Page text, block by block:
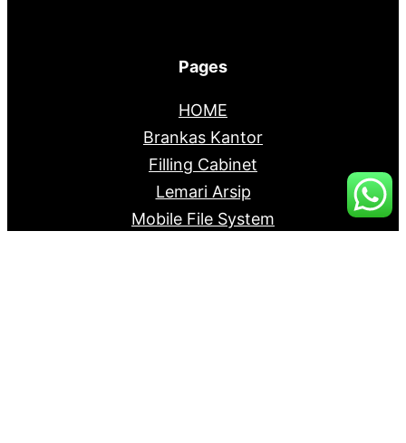
Pages
HOME
Brankas Kantor
Filling Cabinet
Lemari Arsip
Mobile File System